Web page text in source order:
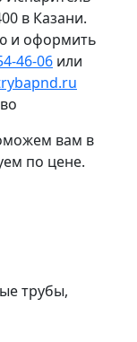
в Казани.
и оформить
46-06 или
вам в
по цене.
трубы,